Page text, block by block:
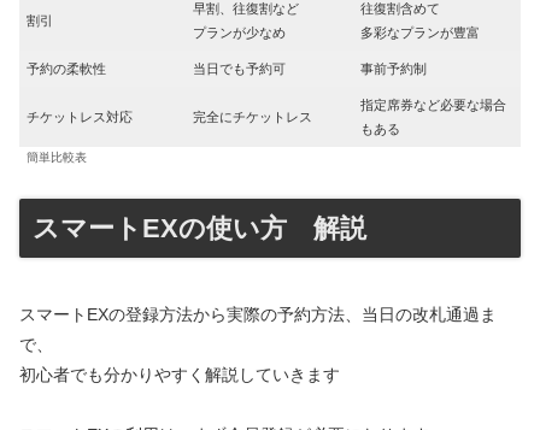
割引
早割、往復割など
プランが少なめ
往復割含めて
多彩なプランが豊富
予約の柔軟性 当日でも予約可 事前予約制
チケットレス対応 完全にチケットレス
指定席券など必要な場合
もある
簡単比較表
スマートEXの使い方 解説
スマートEXの登録方法から実際の予約方法、当日の改札通過ま
で、
初心者でも分かりやすく解説していきます